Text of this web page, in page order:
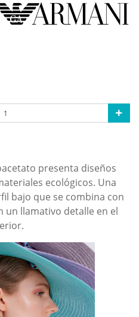
presenta diseños
ecológicos. Una
bajo que se combina con
un llamativo detalle en el